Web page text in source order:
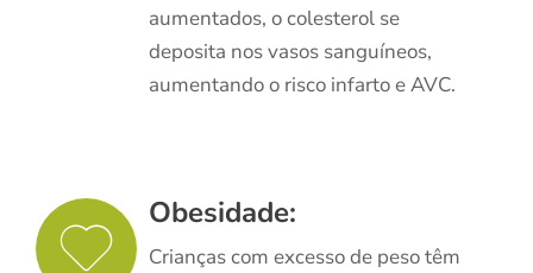
aumentados, o colesterol se
deposita nos vasos sanguíneos,
aumentando o risco infarto e AVC.
Obesidade:
Crianças com excesso de peso têm